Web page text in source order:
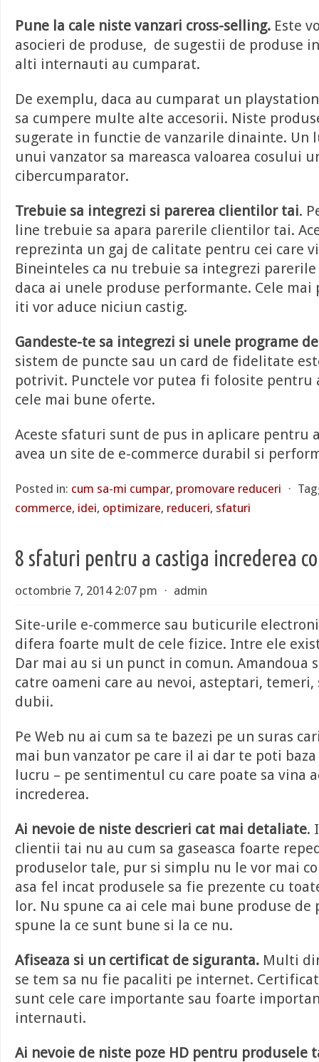
Pune la cale niste vanzari cross-selling. Este
asocieri de produse, de sugestii de produse
alti internauti au cumparat.
De exemplu, daca au cumparat un
sa cumpere multe alte accesorii. Niste
sugerate in functie de vanzarile dinainte. Un
unui vanzator sa mareasca valoarea cosului
cibercumparator.
Trebuie sa integrezi si parerea clientilor tai.
line trebuie sa apara parerile clientilor tai.
reprezinta un gaj de calitate pentru cei care
Bineinteles ca nu trebuie sa integrezi
daca ai unele produse performante. Cele
iti vor aduce niciun castig.
Gandeste-te sa integrezi si unele programe
sistem de puncte sau un card de fidelitate
potrivit. Punctele vor putea fi folosite pentru
cele mai bune oferte.
Aceste sfaturi sunt de pus in aplicare pentru
avea un site de e-commerce durabil si
Posted in: cum sa-mi cumpar, promovare reduceri ⋅
commerce, idei, optimizare, reduceri, sfaturi
8 sfaturi pentru a castiga increderea
octombrie 7, 2014 2:07 pm ⋅ admin
Site-urile e-commerce sau buticurile
difera foarte mult de cele fizice. Intre ele
Dar mai au si un punct in comun. Amandoua
catre oameni care au nevoi, asteptari, temeri,
dubii.
Pe Web nu ai cum sa te bazezi pe un suras
mai bun vanzator pe care il ai dar te poti
lucru – pe sentimentul cu care poate sa vina
increderea.
Ai nevoie de niste descrieri cat mai detaliate.
clientii tai nu au cum sa gaseasca foarte
produselor tale, pur si simplu nu le vor mai
asa fel incat produsele sa fie prezente cu
lor. Nu spune ca ai cele mai bune produse de
spune la ce sunt bune si la ce nu.
Afiseaza si un certificat de siguranta. Multi
se tem sa nu fie pacaliti pe internet.
sunt cele care importante sau foarte
internauti.
Ai nevoie de niste poze HD pentru produsele